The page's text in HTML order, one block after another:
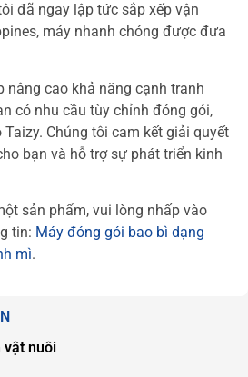
đã ngay lập tức sắp xếp vận
máy nhanh chóng được đưa
nâng cao khả năng cạnh tranh
có nhu cầu tùy chỉnh đóng gói,
Chúng tôi cam kết giải quyết
bạn và hỗ trợ sự phát triển kinh
sản phẩm, vui lòng nhấp vào
tin: Máy đóng gói bao bì dạng
mì.
vật nuôi